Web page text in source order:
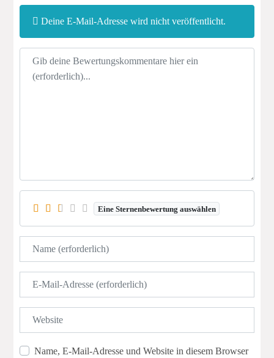
Deine E-Mail-Adresse wird nicht veröffentlicht.
Rezensionstext
Eine Sternenbewertung auswählen
Name
E-Mail
Website
Name, E-Mail-Adresse und Website in diesem Browser